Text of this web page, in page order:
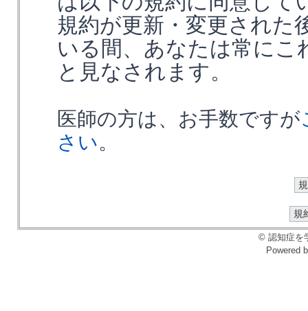
規約が更新・変更された
いる間、あなたは常にこ
と見なされます。
医師の方は、お手数ですが
さい。
© 認知症を
Powered